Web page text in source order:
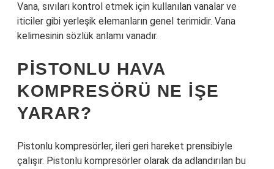
Vana, sıvıları kontrol etmek için kullanılan vanalar ve
iticiler gibi yerleşik elemanların genel terimidir. Vana
kelimesinin sözlük anlamı vanadır.
PISTONLU HAVA
KOMPRESÖRÜ NE IŞE
YARAR?
Pistonlu kompresörler, ileri geri hareket prensibiyle
çalışır. Pistonlu kompresörler olarak da adlandırılan bu